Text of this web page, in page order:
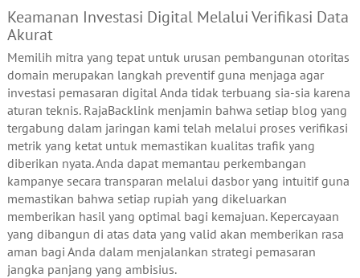
Keamanan Investasi Digital Melalui Verifikasi Data
Akurat
Memilih mitra yang tepat untuk urusan pembangunan otoritas
domain merupakan langkah preventif guna menjaga agar
investasi pemasaran digital Anda tidak terbuang sia-sia karena
aturan teknis. RajaBacklink menjamin bahwa setiap blog yang
tergabung dalam jaringan kami telah melalui proses verifikasi
metrik yang ketat untuk memastikan kualitas trafik yang
diberikan nyata. Anda dapat memantau perkembangan
kampanye secara transparan melalui dasbor yang intuitif guna
memastikan bahwa setiap rupiah yang dikeluarkan
memberikan hasil yang optimal bagi kemajuan. Kepercayaan
yang dibangun di atas data yang valid akan memberikan rasa
aman bagi Anda dalam menjalankan strategi pemasaran
jangka panjang yang ambisius.